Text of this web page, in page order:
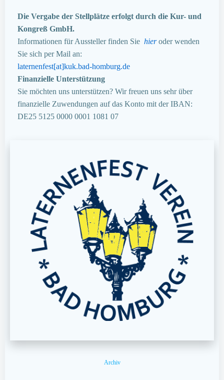
Die Vergabe der Stellplätze erfolgt durch die Kur- und
Kongreß GmbH.
Informationen für Aussteller finden Sie hieroder wenden
Sie sich per Mail an:
laternenfest[at]kuk.bad-homburg.de
Finanzielle Unterstützung
Sie möchten uns unterstützen? Wir freuen uns sehr über
finanzielle Zuwendungen auf das Konto mit der IBAN:
DE25 5125 0000 0001 1081 07
Archiv